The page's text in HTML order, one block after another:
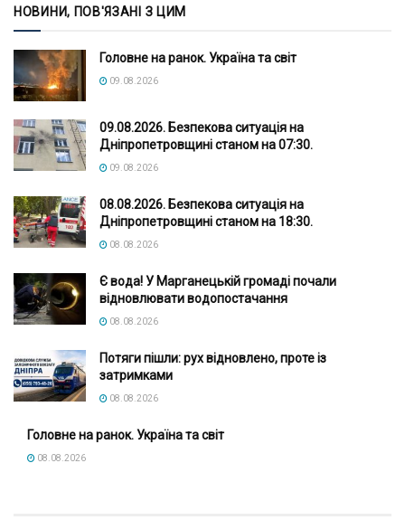
НОВИНИ, ПОВ'ЯЗАНІ З ЦИМ
Головне на ранок. Україна та світ
09.08.2026
09.08.2026. Безпекова ситуація на
Дніпропетровщині станом на 07:30.
09.08.2026
08.08.2026. Безпекова ситуація на
Дніпропетровщині станом на 18:30.
08.08.2026
Є вода! У Марганецькій громаді почали
відновлювати водопостачання
08.08.2026
Потяги пішли: рух відновлено, проте із
затримками
08.08.2026
Головне на ранок. Україна та світ
08.08.2026